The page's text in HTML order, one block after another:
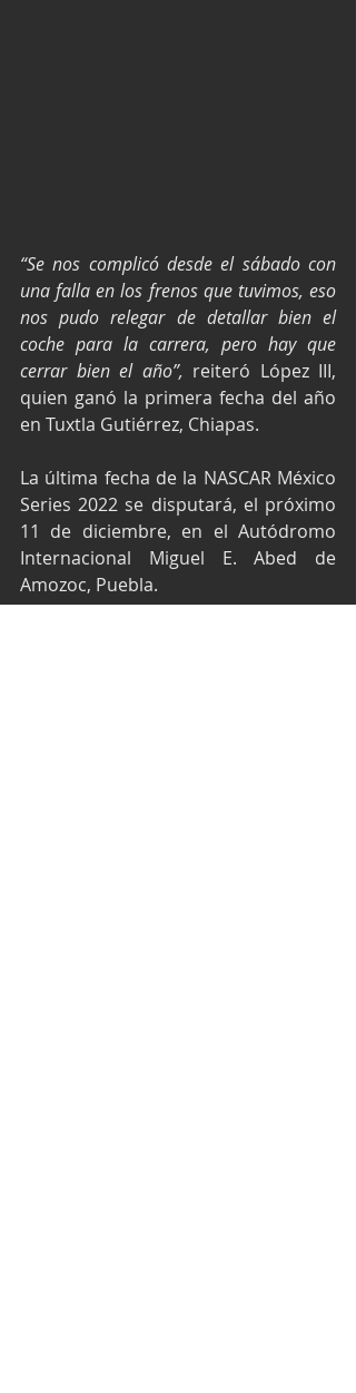
“Se nos complicó desde el sábado con
una falla en los frenos que tuvimos, eso
nos pudo relegar de detallar bien el
coche para la carrera, pero hay que
cerrar bien el año”, reiteró López III,
quien ganó la primera fecha del año
en Tuxtla Gutiérrez, Chiapas.
La última fecha de la NASCAR México
Series 2022 se disputará, el próximo
11 de diciembre, en el Autódromo
Internacional Miguel E. Abed de
Amozoc, Puebla.